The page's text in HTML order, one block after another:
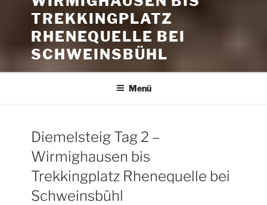
TREKKINGPLATZ
RHENEQUELLE BEI
SCHWEINSBÜHL
Menü
Diemelsteig Tag 2 –
Wirmighausen bis
Trekkingplatz Rhenequelle bei
Schweinsbühl